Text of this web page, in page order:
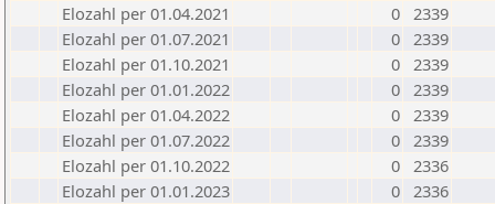
Elozahl per 01.04.2021
0 2339
Elozahl per 01.07.2021
0 2339
Elozahl per 01.10.2021
0 2339
Elozahl per 01.01.2022
0 2339
Elozahl per 01.04.2022
0 2339
Elozahl per 01.07.2022
0 2339
Elozahl per 01.10.2022
0 2336
Elozahl per 01.01.2023
0 2336